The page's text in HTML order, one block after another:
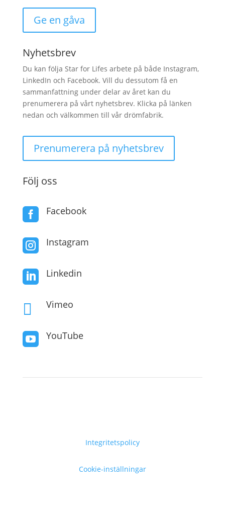
Ge en gåva
Nyhetsbrev
Du kan följa Star for Lifes arbete på både Instagram,
LinkedIn och Facebook. Vill du dessutom få en
sammanfattning under delar av året kan du
prenumerera på vårt nyhetsbrev. Klicka på länken
nedan och välkommen till vår drömfabrik.
Prenumerera på nyhetsbrev
Följ oss
 Facebook
 Instagram
 Linkedin
 Vimeo
 YouTube
Integritetspolicy
Cookie-inställningar